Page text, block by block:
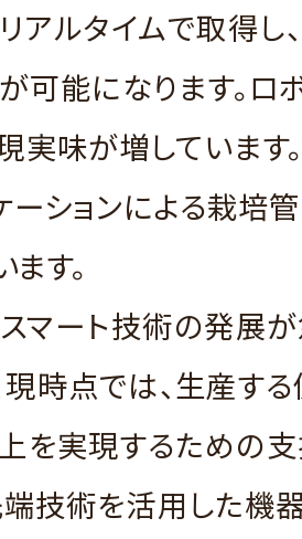
アルタイムで取得し
可能になります。ロ
実味が増しています
ーションによる栽培
す。
スマート技術の発展
現時点では、生産す
を実現するための
端技術を活用した機